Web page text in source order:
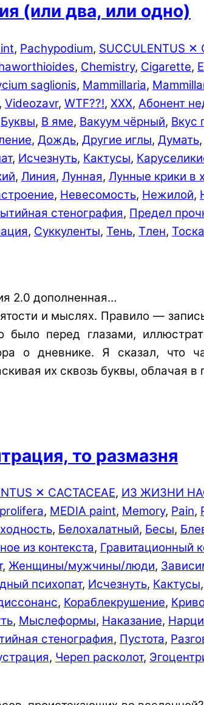
(или два, или одно)
, Pachypodium, SUCCULENTUS ✕
, Chemistry, Cigarette,
saglionis, Mammillaria,
, Videozavr, WTF??!, XXX, Абонент
Буквы, В яме, Вакуум чёрный, Вкус
, Дождь­, Другие иглы, Думать,
, Исчезнуть, Кактусы,
, Линия, Лунная, Лунные крики в
, Невесомость, Нежилой,
стенография, Предел
, Суккуленты, Тень, Тлен, Тоска
2.0 дополненная…
и мыслях. Правило —
было перед глазами,
о дневнике. Я сказал, что
их сквозь буквы, облачая
то размазня
✕ CACTACEAE, ИЗ ЖИЗНИ
, MEDIA paint, Memory, Pain,
, Белохалатный, Бесы,
из контекста, Гравитационный
, Женщины/мужчины/люди,
психопат, Исчезнуть, Кактусы,
, Кораблекрушение,
, Мыслеформы, Наказание,
стенография, Пустота,
, Череп расколот,